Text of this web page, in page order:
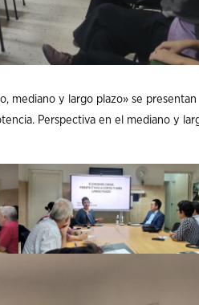
mediano y largo plazo» se presentan
Perspectiva en el mediano y